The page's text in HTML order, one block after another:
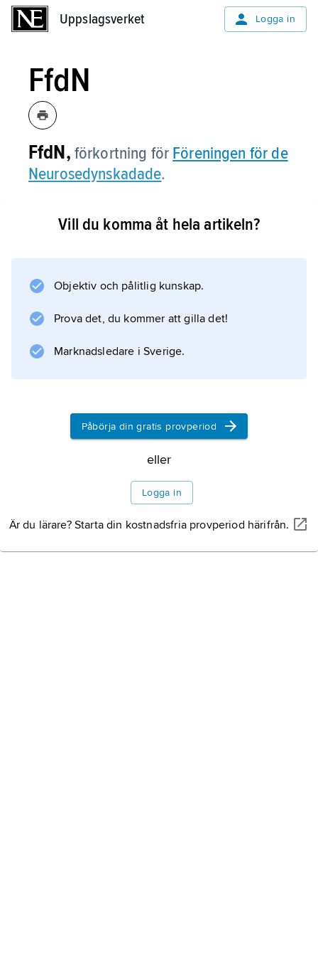
Uppslagsverket Logga in
FfdN
FfdN, förkortning för Föreningen för de
Neurosedynskadade.
Vill du komma åt hela artikeln?
Objektiv och pålitlig kunskap.
Prova det, du kommer att gilla det!
Marknadsledare i Sverige.
Påbörja din gratis provperiod
eller
Logga in
Är du lärare? Starta din kostnadsfria provperiod härifrån.